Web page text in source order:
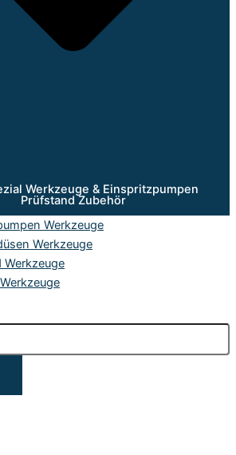
Werkzeuge & Einspritzpumpen
Prüfstand Zubehör
Werkzeuge
Werkzeuge
Werkzeuge